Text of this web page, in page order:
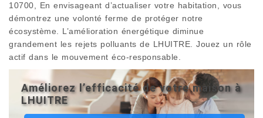
10700, En envisageant d’actualiser votre habitation, vous
démontrez une volonté ferme de protéger notre
écosystème. L’amélioration énergétique diminue
grandement les rejets polluants de LHUITRE. Jouez un rôle
actif dans le mouvement éco-responsable.
Améliorez l’efficacité de votre maison à
LHUITRE